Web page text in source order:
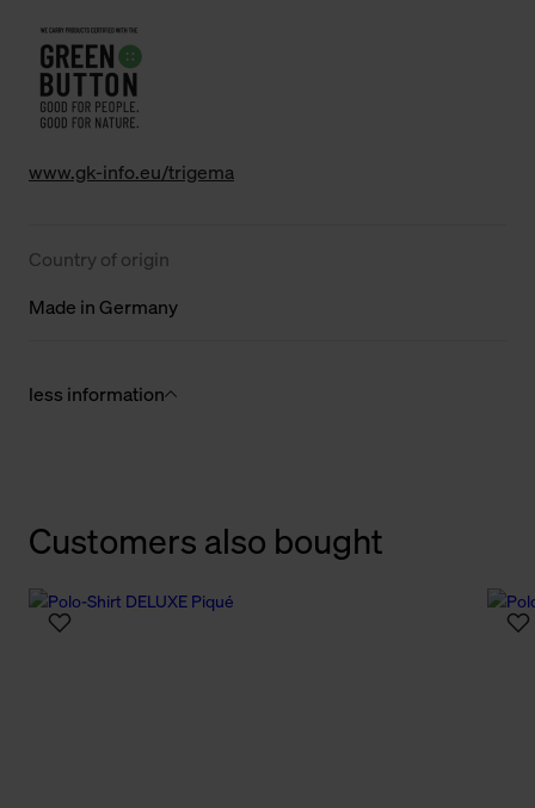
www.gk-info.eu/trigema
Country of origin
Made in Germany
less information
Customers also bought